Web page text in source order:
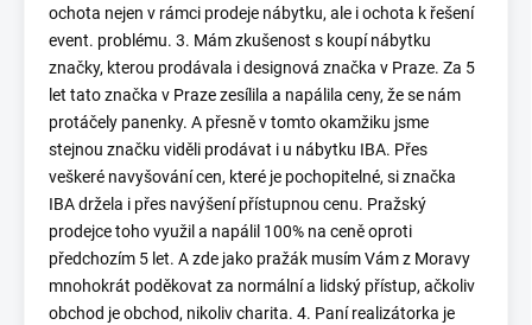
ochota nejen v rámci prodeje nábytku, ale i ochota k řešení
event. problému. 3. Mám zkušenost s koupí nábytku
značky, kterou prodávala i designová značka v Praze. Za 5
let tato značka v Praze zesílila a napálila ceny, že se nám
protáčely panenky. A přesně v tomto okamžiku jsme
stejnou značku viděli prodávat i u nábytku IBA. Přes
veškeré navyšování cen, které je pochopitelné, si značka
IBA držela i přes navýšení přístupnou cenu. Pražský
prodejce toho využil a napálil 100% na ceně oproti
předchozím 5 let. A zde jako pražák musím Vám z Moravy
mnohokrát poděkovat za normální a lidský přístup, ačkoliv
obchod je obchod, nikoliv charita. 4. Paní realizátorka je